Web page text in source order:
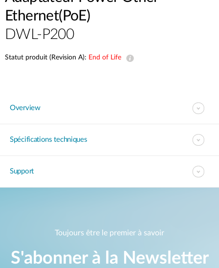
Ethernet(PoE)
DWL-P200
Statut produit (Revision A): End of Life
Overview
Spécifications techniques
Support
Toujours être le premier à savoir
S'abonner à la Newsletter